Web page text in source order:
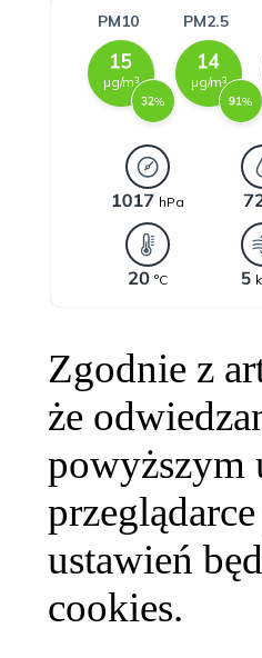
Zgodnie z
że
powyższym
ustawień
cookies.